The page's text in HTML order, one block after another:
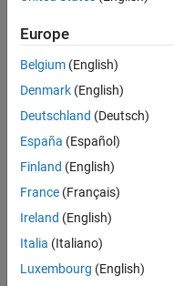
A source folder,
Europe
Belgium (English)
Denmark (English)
Deutschland (Deutsch)
España (Español)
Finland (English)
France (Français)
Ireland (English)
Italia (Italiano)
Luxembourg (English)